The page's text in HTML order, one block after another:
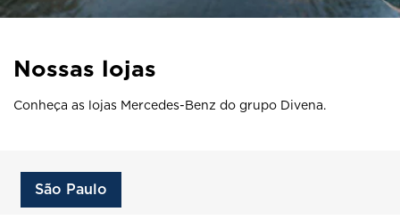
Nossas lojas
Conheça as lojas Mercedes-Benz do grupo Divena.
São Paulo